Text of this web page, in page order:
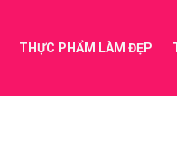
THỰC PHẨM LÀM ĐẸP